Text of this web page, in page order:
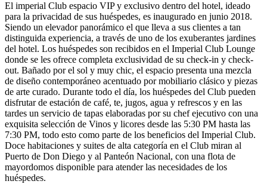
El imperial Club espacio VIP y exclusivo dentro del hotel, ideado
para la privacidad de sus huéspedes, es inaugurado en junio 2018.
Siendo un elevador panorámico el que lleva a sus clientes a tan
distinguida experiencia, a través de uno de los exuberantes jardines
del hotel. Los huéspedes son recibidos en el Imperial Club Lounge
donde se les ofrece completa exclusividad de su check-in y check-
out. Bañado por el sol y muy chic, el espacio presenta una mezcla
de diseño contemporáneo acentuado por mobiliario clásico y piezas
de arte curado. Durante todo el día, los huéspedes del Club pueden
disfrutar de estación de café, te, jugos, agua y refrescos y en las
tardes un servicio de tapas elaboradas por su chef ejecutivo con una
exquisita selección de Vinos y licores desde las 5:30 PM hasta las
7:30 PM, todo esto como parte de los beneficios del Imperial Club.
Doce habitaciones y suites de alta categoría en el Club miran al
Puerto de Don Diego y al Panteón Nacional, con una flota de
mayordomos disponible para atender las necesidades de los
huéspedes.